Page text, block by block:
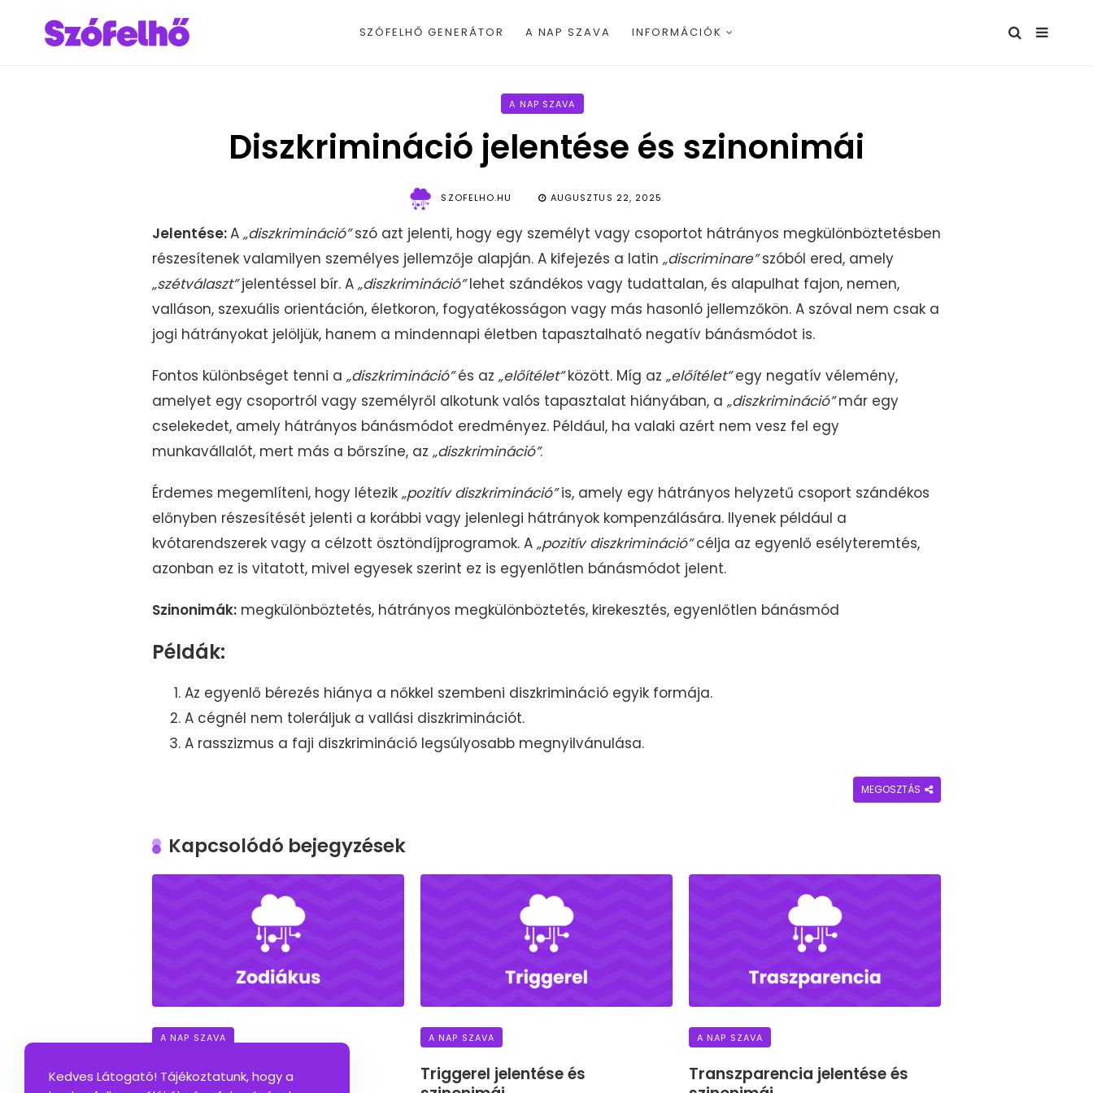
SZÓFELHŐ GENERÁTOR A NAP SZAVA INFORMÁCIÓK
A NAP SZAVA
Diszkrimináció jelentése és szinonimái
SZOFELHO.HU AUGUSZTUS 22, 2025
Jelentése:A „diszkrimináció”szó azt jelenti, hogy egy személyt vagy csoportot hátrányos megkülönböztetésben
részesítenek valamilyen személyes jellemzője alapján. A kifejezés a latin „discriminare”szóból ered, amely
„szétválaszt”jelentéssel bír. A „diszkrimináció”lehet szándékos vagy tudattalan, és alapulhat fajon, nemen,
valláson, szexuális orientáción, életkoron, fogyatékosságon vagy más hasonló jellemzőkön. A szóval nem csak a
jogi hátrányokat jelöljük, hanem a mindennapi életben tapasztalható negatív bánásmódot is.
Fontos különbséget tenni a „diszkrimináció”és az „előítélet”között. Míg az „előítélet”egy negatív vélemény,
amelyet egy csoportról vagy személyről alkotunk valós tapasztalat hiányában, a „diszkrimináció”már egy
cselekedet, amely hátrányos bánásmódot eredményez. Például, ha valaki azért nem vesz fel egy
munkavállalót, mert más a bőrszíne, az „diszkrimináció”.
Érdemes megemlíteni, hogy létezik „pozitív diszkrimináció”is, amely egy hátrányos helyzetű csoport szándékos
előnyben részesítését jelenti a korábbi vagy jelenlegi hátrányok kompenzálására. Ilyenek például a
kvótarendszerek vagy a célzott ösztöndíjprogramok. A „pozitív diszkrimináció”célja az egyenlő esélyteremtés,
azonban ez is vitatott, mivel egyesek szerint ez is egyenlőtlen bánásmódot jelent.
Szinonimák: megkülönböztetés, hátrányos megkülönböztetés, kirekesztés, egyenlőtlen bánásmód
Példák:
Az egyenlő bérezés hiánya a nőkkel szembeni diszkrimináció egyik formája.
A cégnél nem toleráljuk a vallási diszkriminációt.
A rasszizmus a faji diszkrimináció legsúlyosabb megnyilvánulása.
MEGOSZTÁS
Kapcsolódó bejegyzések
A NAP SZAVA
Zodiákus jelentése és
A NAP SZAVA
Triggerel jelentése és
A NAP SZAVA
Transzparencia jelentése és
Kedves Látogató! Tájékoztatunk, hogy a